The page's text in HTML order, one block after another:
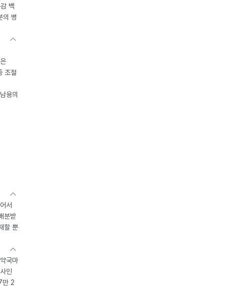
백
의 병
조절
용의
서
분받
할 뿐
국마
인
만 2